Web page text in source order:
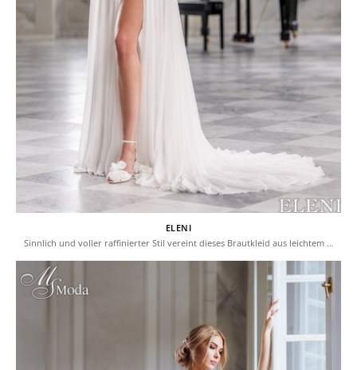
ELENI
Sinnlich und voller raffinierter Stil vereint dieses Brautkleid aus leichtem …